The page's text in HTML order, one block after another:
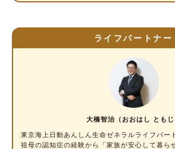
ライフパートナー
大橋智治（おおはし ともじ
東京海上日動あんしん生命ゼネラルライフパー
祖母の認知症の経験から「家族が安心して暮ら